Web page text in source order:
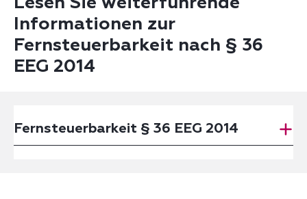
Informationen zur
Fernsteuerbarkeit nach § 36
EEG 2014
Fernsteuerbarkeit § 36 EEG 2014